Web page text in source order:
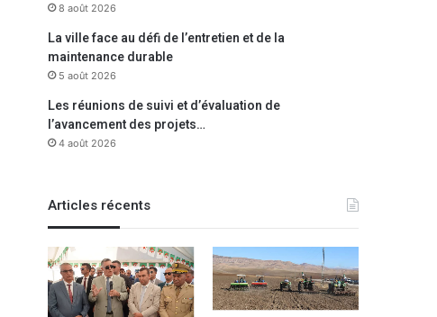
8 août 2026
La ville face au défi de l’entretien et de la
maintenance durable
5 août 2026
Les réunions de suivi et d’évaluation de
l’avancement des projets…
4 août 2026
Articles récents